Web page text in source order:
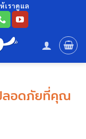
เราดูแล
ลอดภัยที่คุณ